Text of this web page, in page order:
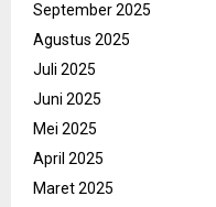
September 2025
Agustus 2025
Juli 2025
Juni 2025
Mei 2025
April 2025
Maret 2025